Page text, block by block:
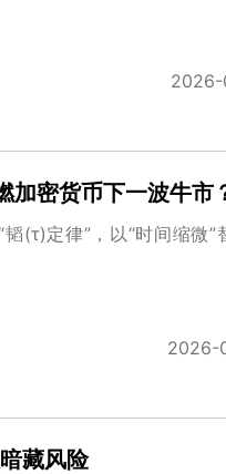
2026-
加密货币下一波牛市
(τ)定律”，以“时间缩微”
2026-
藏风险